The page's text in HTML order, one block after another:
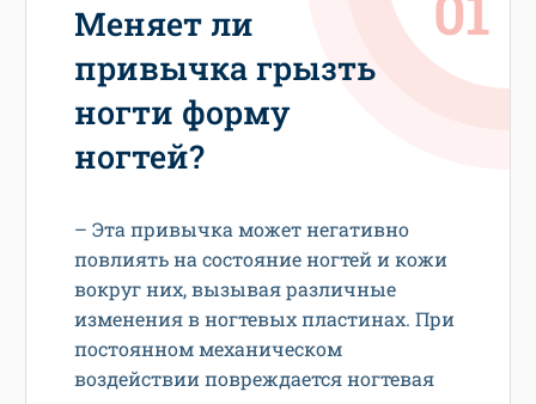
Меняет ли
привычка грызть
ногти форму
ногтей?
– Эта привычка может негативно
повлиять на состояние ногтей и кожи
вокруг них, вызывая различные
изменения в ногтевых пластинах. При
постоянном механическом
воздействии повреждается ногтевая